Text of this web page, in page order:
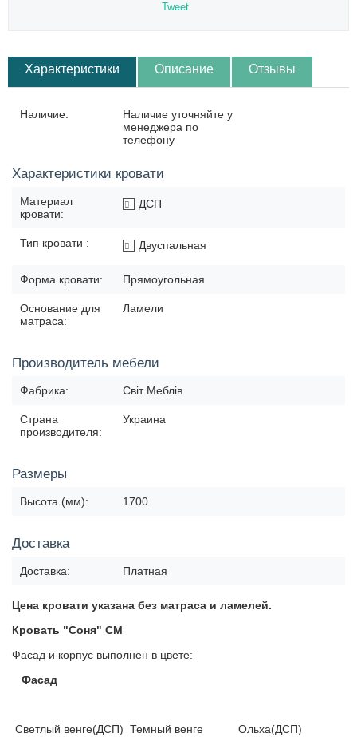
Tweet
Характеристики Описание Отзывы
Наличие:
Наличие уточняйте у
менеджера по
телефону
Характеристики кровати
Материал
кровати:
ДСП
Тип кровати : Двуспальная
Форма кровати: Прямоугольная
Основание для
матраса:
Ламели
Производитель мебели
Фабрика: Світ Меблів
Страна
производителя:
Украина
Размеры
Высота (мм): 1700
Доставка
Доставка: Платная
Цена кровати указана без матраса и ламелей.
Кровать "Соня" СМ
Фасад и корпус выполнен в цвете:
Фасад
Светлый венге(ДСП) Темный венге Ольха(ДСП)